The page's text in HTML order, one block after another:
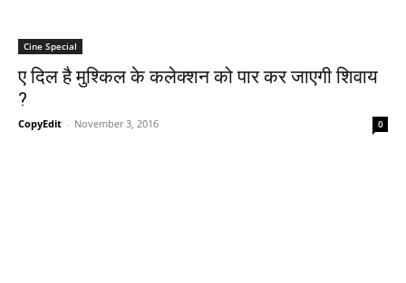
Cine Special
ए दिल है मुश्‍किल के कलेक्‍शन को पार कर जाएगी शिवाय
?
CopyEdit - November 3, 2016 0